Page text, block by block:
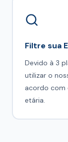
Filtre sua
Devido à 3
utilizar o
acordo com
etária.